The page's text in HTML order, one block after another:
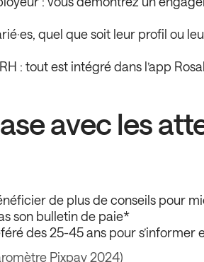
quel que soit leur profil ou
: tout est intégré dans l’app
avec les
de plus de conseils pour
son bulletin de paie*
des 25-45 ans pour s’informer
Pixpay 2024)